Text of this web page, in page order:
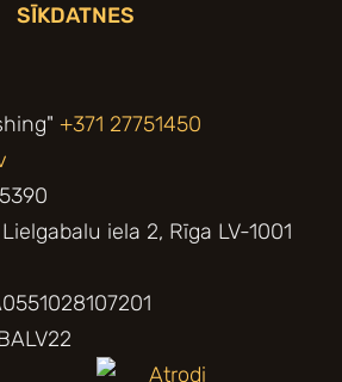
SĪKDATNES
+371 27751450
iela 2, Rīga LV-1001